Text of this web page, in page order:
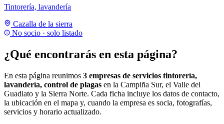
Tintorería, lavandería
Cazalla de la sierra
No socio · solo listado
¿Qué encontrarás en esta página?
En esta página reunimos 3 empresas de servicios tintorería,
lavandería, control de plagas en la Campiña Sur, el Valle del
Guadiato y la Sierra Norte. Cada ficha incluye los datos de contacto,
la ubicación en el mapa y, cuando la empresa es socia, fotografías,
servicios y horario actualizado.